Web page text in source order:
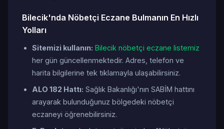
Bilecik'nda Nöbetçi Eczane Bulmanın En Hızlı
Yolları
Sitemizi kullanın: Bilecik nöbetçi eczane listemiz
her gün güncellenmektedir. Adres, telefon ve
harita bilgilerine tek tıklamayla ulaşabilirsiniz.
ALO 182 Hattı: Sağlık Bakanlığı'nın SABİM hattını
arayarak bulunduğunuz bölgedeki nöbetçi
eczaneyi öğrenebilirsiniz.